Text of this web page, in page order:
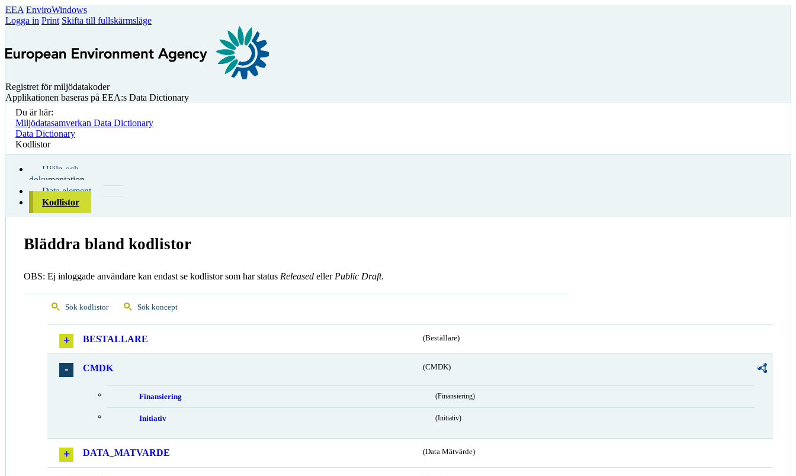
EEA EnviroWindows
Logga in Print Skifta till fullskärmsläge
Registret för miljödatakoder
Applikationen baseras på EEA:s Data Dictionary
Du är här:
Miljödatasamverkan Data Dictionary
Data Dictionary
Kodlistor
Hjälp och
dokumentation
Data element
Kodlistor
Bläddra bland kodlistor
OBS: Ej inloggade användare kan endast se kodlistor som har status Released eller Public Draft.
Sök kodlistor Sök koncept
BESTALLARE (Beställare)
CMDK (CMDK)
Finansiering (Finansiering)
Initiativ (Initiativ)
DATA_MATVARDE (Data Mätvärde)